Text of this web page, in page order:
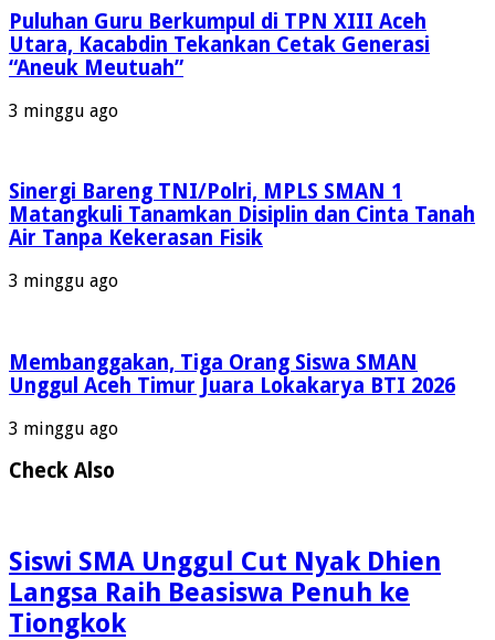
Puluhan Guru Berkumpul di TPN XIII Aceh
Utara, Kacabdin Tekankan Cetak Generasi
“Aneuk Meutuah”
3 minggu ago
Sinergi Bareng TNI/Polri, MPLS SMAN 1
Matangkuli Tanamkan Disiplin dan Cinta Tanah
Air Tanpa Kekerasan Fisik
3 minggu ago
Membanggakan, Tiga Orang Siswa SMAN
Unggul Aceh Timur Juara Lokakarya BTI 2026
3 minggu ago
Check Also
Siswi SMA Unggul Cut Nyak Dhien
Langsa Raih Beasiswa Penuh ke
Tiongkok